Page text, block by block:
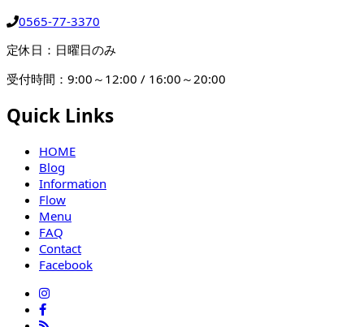
0565-77-3370
定休日：日曜日のみ
受付時間：9:00～12:00 / 16:00～20:00
Quick Links
HOME
Blog
Information
Flow
Menu
FAQ
Contact
Facebook